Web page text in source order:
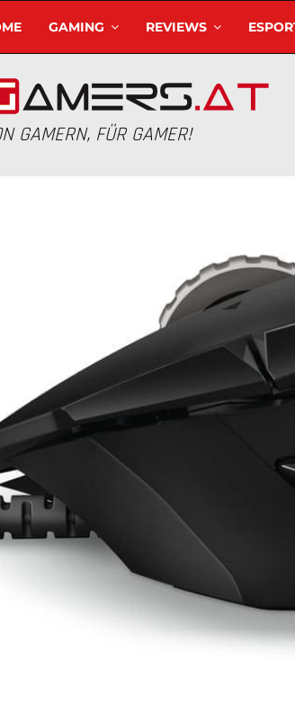
GAMING REVIEWS
GAMERN, FÜR GAMER!